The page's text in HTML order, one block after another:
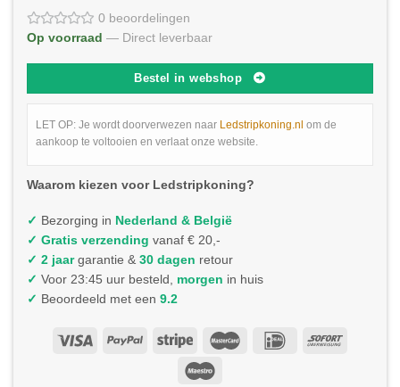
0 beoordelingen
Op voorraad — Direct leverbaar
Bestel in webshop
LET OP: Je wordt doorverwezen naar Ledstripkoning.nl om de
aankoop te voltooien en verlaat onze website.
Waarom kiezen voor Ledstripkoning?
✓ Bezorging in Nederland & België
✓ Gratis verzending vanaf € 20,-
✓ 2 jaargarantie & 30 dagen retour
✓ Voor 23:45 uur besteld, morgen in huis
✓ Beoordeeld met een 9.2